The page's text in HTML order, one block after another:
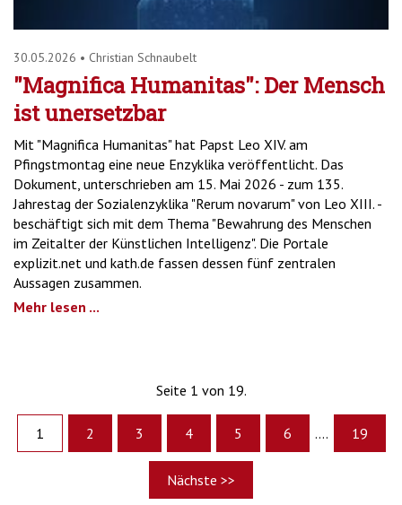
30.05.2026 • Christian Schnaubelt
"Magnifica Humanitas": Der Mensch
ist unersetzbar
Mit "Magnifica Humanitas" hat Papst Leo XIV. am
Pfingstmontag eine neue Enzyklika veröffentlicht. Das
Dokument, unterschrieben am 15. Mai 2026 - zum 135.
Jahrestag der Sozialenzyklika "Rerum novarum" von Leo XIII. -
beschäftigt sich mit dem Thema "Bewahrung des Menschen
im Zeitalter der Künstlichen Intelligenz". Die Portale
explizit.net und kath.de fassen dessen fünf zentralen
Aussagen zusammen.
Mehr lesen ...
Seite 1 von 19.
1 2 3 4 5 6 .... 19
Nächste >>